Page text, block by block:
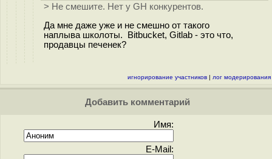
> Не смешите. Нет у GH конкурентов.
Да мне даже уже и не смешно от такого
наплыва школоты. Bitbucket, Gitlab - это что,
продавцы печенек?
игнорирование участников | лог модерирования
Добавить комментарий
Имя:
E-Mail: